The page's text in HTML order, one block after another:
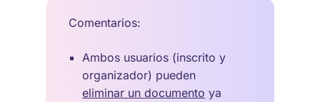
Comentarios:
Ambos usuarios (inscrito y
organizador) pueden
eliminar un documento ya